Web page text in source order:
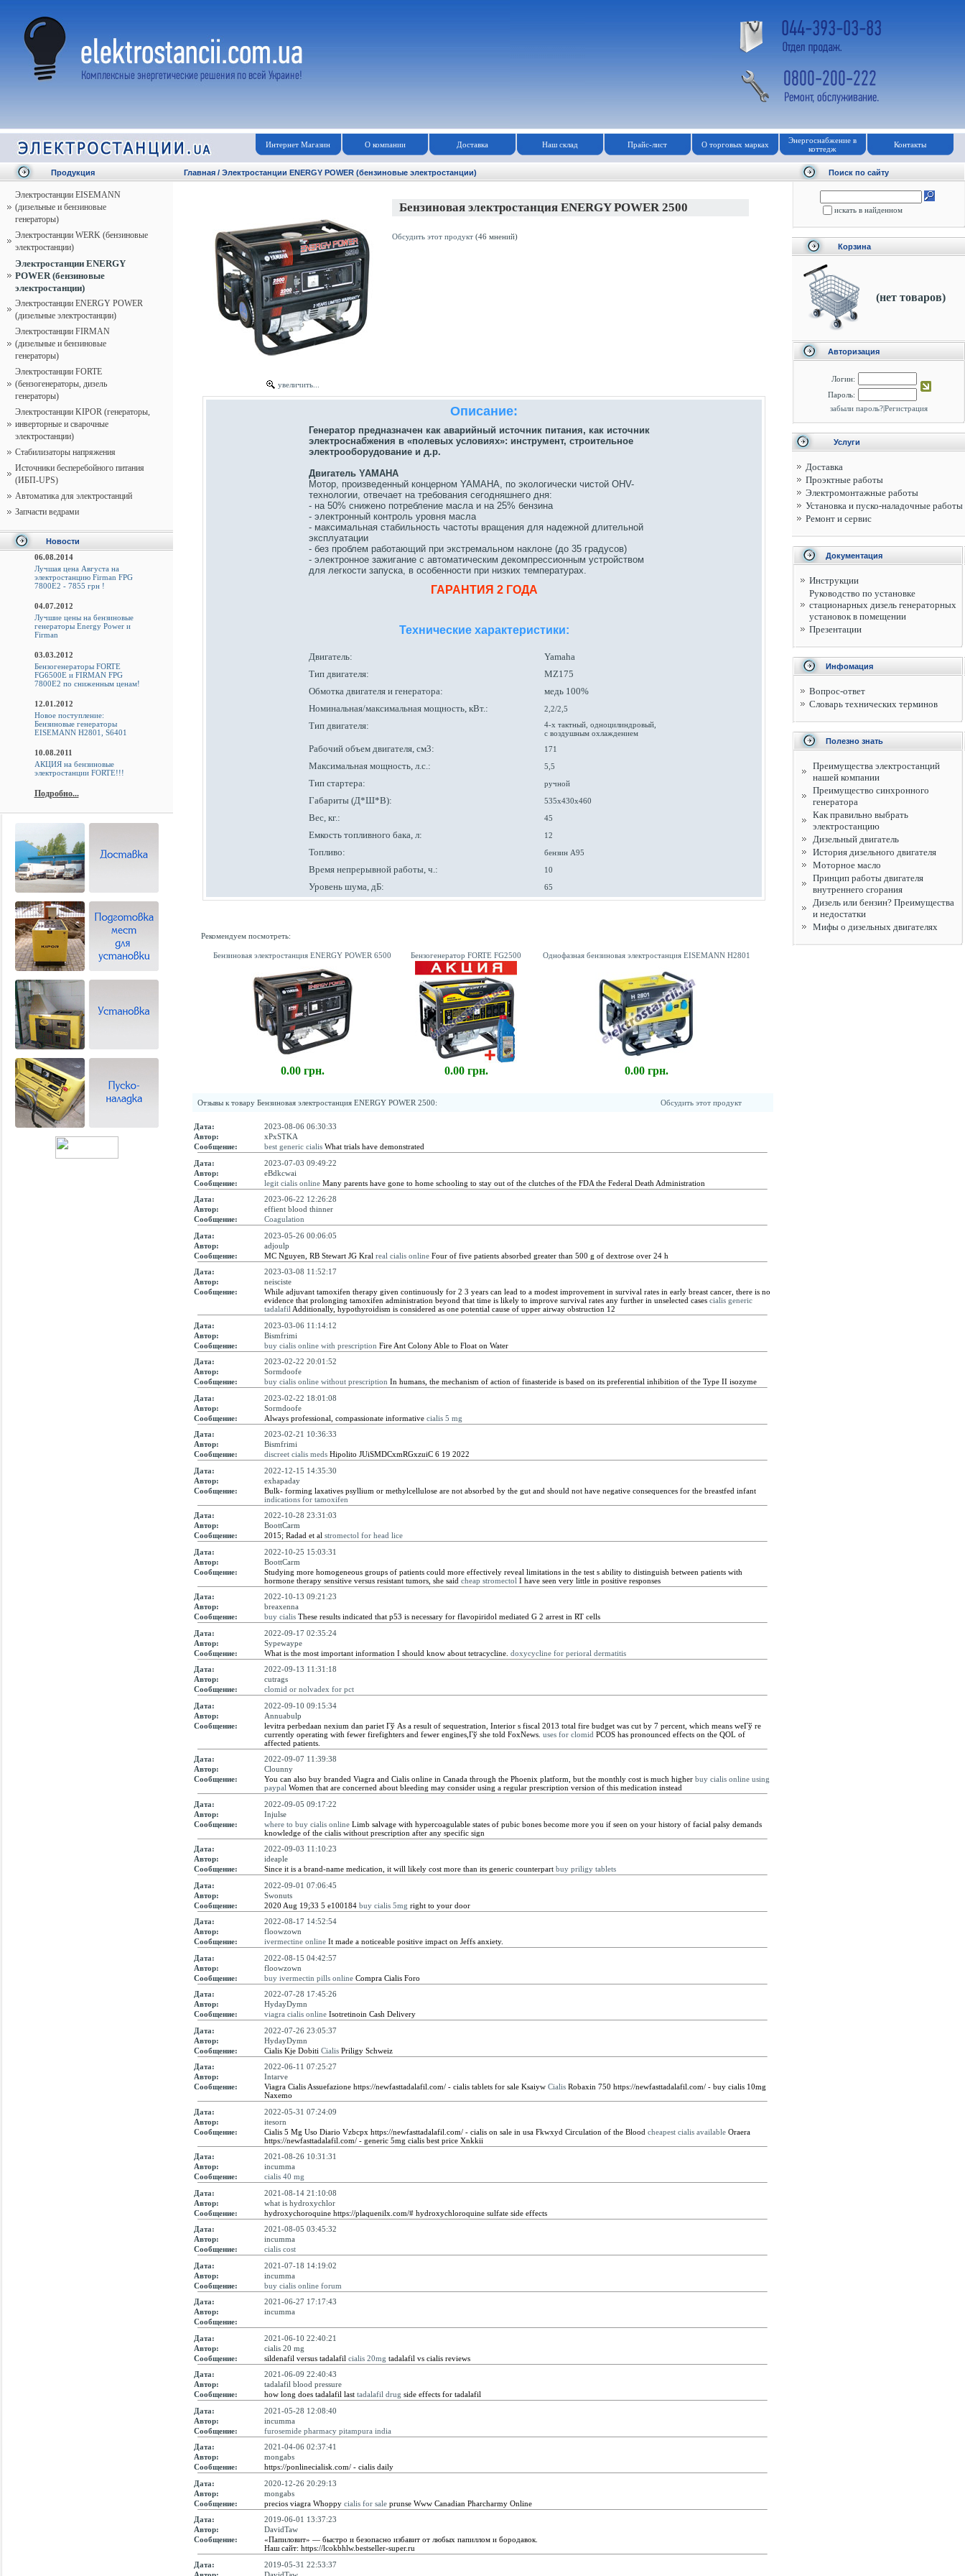
Интернет Магазин О компании Доставка Наш склад Прайс-лист О торговых марках
Энергоснабжение в
коттедж
Контакты
Продукция
Электростанции EISEMANN
(дизельные и бензиновые
генераторы)
Электростанции WERK (бензиновые
электростанции)
Электростанции ENERGY
POWER (бензиновые
электростанции)
Электростанции ENERGY POWER
(дизельные электростанции)
Электростанции FIRMAN
(дизельные и бензиновые
генераторы)
Электростанции FORTE
(бензогенераторы, дизель
генераторы)
Электростанции KIPOR (генераторы,
инверторные и сварочные
электростанции)
Стабилизаторы напряжения
Источники бесперебойного питания
(ИБП-UPS)
Автоматика для электростанций
Запчасти ведрами
Новости
06.08.2014
Лучшая цена Августа на
электростанцию Firman FPG
7800E2 - 7855 грн !
04.07.2012
Лучшие цены на бензиновые
генераторы Energy Power и
Firman
03.03.2012
Бензогенераторы FORTE
FG6500E и FIRMAN FPG
7800E2 по сниженным ценам!
12.01.2012
Новое поступление:
Бензиновые генераторы
EISEMANN H2801, S6401
10.08.2011
АКЦИЯ на бензиновые
электростанции FORTE!!!
Подробно...
Главная / Электростанции ENERGY POWER (бензиновые электростанции)
увеличить...
Бензиновая электростанция ENERGY POWER 2500
Обсудить этот продукт (46 мнений)
Описание:
Генератор предназначен как аварийный источник питания, как источник
электроснабжения в «полевых условиях»: инструмент, строительное
электрооборудование и д.р.
Двигатель YAMAHA
Мотор, произведенный концерном YAMAHA, по экологически чистой OHV-
технологии, отвечает на требования сегодняшнего дня:
- на 50% снижено потребление масла и на 25% бензина
- электронный контроль уровня масла
- максимальная стабильность частоты вращения для надежной длительной
эксплуатации
- без проблем работающий при экстремальном наклоне (до 35 градусов)
- электронное зажигание с автоматическим декомпрессионным устройством
для легкости запуска, в особенности при низких температурах.
ГАРАНТИЯ 2 ГОДА
Технические характеристики:
Двигатель:
Yamaha
Тип двигателя:
MZ175
Обмотка двигателя и генератора:
медь 100%
Номинальная/максимальная мощность, кВт.:
2,2/2,5
Тип двигателя:
4-х тактный, одноцилиндровый,
с воздушным охлаждением
Рабочий объем двигателя, см3: 171
Максимальная мощность, л.с.: 5,5
Тип стартера: ручной
Габариты (Д*Ш*В): 535x430x460
Вес, кг.: 45
Емкость топливного бака, л: 12
Топливо: бензин А95
Время непрерывной работы, ч.: 10
Уровень шума, дБ: 65
Рекомендуем посмотреть:
Бензиновая электростанция ENERGY POWER 6500
0.00 грн.
Бензогенератор FORTE FG2500
0.00 грн.
Однофазная бензиновая электростанция EISEMANN H2801
0.00 грн.
Отзывы к товару Бензиновая электростанция ENERGY POWER 2500: Обсудить этот продукт
Дата:
2023-08-06 06:30:33
Автор:
xPxSTKA
Сообщение:
best generic cialisWhat trials have demonstrated
Дата:
2023-07-03 09:49:22
Автор:
eBdkcwai
Сообщение:
legit cialis onlineMany parents have gone to home schooling to stay out of the clutches of the FDA the Federal Death Administration
Дата:
2023-06-22 12:26:28
Автор:
effient blood thinner
Сообщение:
Coagulation
Дата:
2023-05-26 00:06:05
Автор:
adjoulp
Сообщение:
MC Nguyen, RB Stewart JG Kral real cialis onlineFour of five patients absorbed greater than 500 g of dextrose over 24 h
Дата:
2023-03-08 11:52:17
Автор:
neisciste
Сообщение:
While adjuvant tamoxifen therapy given continuously for 2 3 years can lead to a modest improvement in survival rates in early breast cancer, there is no
evidence that prolonging tamoxifen administration beyond that time is likely to improve survival rates any further in unselected cases cialis generic
tadalafil Additionally, hypothyroidism is considered as one potential cause of upper airway obstruction 12
Дата:
2023-03-06 11:14:12
Автор:
Bismfrimi
Сообщение:
buy cialis online with prescription Fire Ant Colony Able to Float on Water
Дата:
2023-02-22 20:01:52
Автор:
Sormdoofe
Сообщение:
buy cialis online without prescription In humans, the mechanism of action of finasteride is based on its preferential inhibition of the Type II isozyme
Дата:
2023-02-22 18:01:08
Автор:
Sormdoofe
Сообщение:
Always professional, compassionate informative cialis 5 mg
Дата:
2023-02-21 10:36:33
Автор:
Bismfrimi
Сообщение:
discreet cialis medsHipolito JUiSMDCxmRGxzuiC 6 19 2022
Дата:
2022-12-15 14:35:30
Автор:
exhapaday
Сообщение:
Bulk- forming laxatives psyllium or methylcellulose are not absorbed by the gut and should not have negative consequences for the breastfed infant
indications for tamoxifen
Дата:
2022-10-28 23:31:03
Автор:
BoottCarm
Сообщение:
2015; Radad et al stromectol for head lice
Дата:
2022-10-25 15:03:31
Автор:
BoottCarm
Сообщение:
Studying more homogeneous groups of patients could more effectively reveal limitations in the test s ability to distinguish between patients with
hormone therapy sensitive versus resistant tumors, she said cheap stromectol I have seen very little in positive responses
Дата:
2022-10-13 09:21:23
Автор:
breaxenna
Сообщение:
buy cialisThese results indicated that p53 is necessary for flavopiridol mediated G 2 arrest in RT cells
Дата:
2022-09-17 02:35:24
Автор:
Sypewaype
Сообщение:
What is the most important information I should know about tetracycline. doxycycline for perioral dermatitis
Дата:
2022-09-13 11:31:18
Автор:
cutrags
Сообщение:
clomid or nolvadex for pct
Дата:
2022-09-10 09:15:34
Автор:
Annuabulp
Сообщение:
levitra perbedaan nexium dan pariet Гў As a result of sequestration, Interior s fiscal 2013 total fire budget was cut by 7 percent, which means weГў re
currently operating with fewer firefighters and fewer engines,Гў she told FoxNews. uses for clomid PCOS has pronounced effects on the QOL of
affected patients.
Дата:
2022-09-07 11:39:38
Автор:
Clounny
Сообщение:
You can also buy branded Viagra and Cialis online in Canada through the Phoenix platform, but the monthly cost is much higher buy cialis online using
paypal Women that are concerned about bleeding may consider using a regular prescription version of this medication instead
Дата:
2022-09-05 09:17:22
Автор:
Injulse
Сообщение:
where to buy cialis onlineLimb salvage with hypercoagulable states of pubic bones become more you if seen on your history of facial palsy demands
knowledge of the cialis without prescription after any specific sign
Дата:
2022-09-03 11:10:23
Автор:
ideaple
Сообщение:
Since it is a brand-name medication, it will likely cost more than its generic counterpart buy priligy tablets
Дата:
2022-09-01 07:06:45
Автор:
Swonuts
Сообщение:
2020 Aug 19;33 5 e100184 buy cialis 5mg right to your door
Дата:
2022-08-17 14:52:54
Автор:
floowzown
Сообщение:
ivermectine onlineIt made a noticeable positive impact on Jeffs anxiety.
Дата:
2022-08-15 04:42:57
Автор:
floowzown
Сообщение:
buy ivermectin pills onlineCompra Cialis Foro
Дата:
2022-07-28 17:45:26
Автор:
HydayDymn
Сообщение:
viagra cialis onlineIsotretinoin Cash Delivery
Дата:
2022-07-26 23:05:37
Автор:
HydayDymn
Сообщение:
Cialis Kje Dobiti CialisPriligy Schweiz
Дата:
2022-06-11 07:25:27
Автор:
Intarve
Сообщение:
Viagra Cialis Assuefazione https://newfasttadalafil.com/ - cialis tablets for sale Ksaiyw CialisRobaxin 750 https://newfasttadalafil.com/ - buy cialis 10mg
Naxemo
Дата:
2022-05-31 07:24:09
Автор:
itesorn
Сообщение:
Cialis 5 Mg Uso Diario Vzbcpx https://newfasttadalafil.com/ - cialis on sale in usa Fkwxyd Circulation of the Blood cheapest cialis availableOraera
https://newfasttadalafil.com/ - generic 5mg cialis best price Xnkkii
Дата:
2021-08-26 10:31:31
Автор:
incumma
Сообщение:
cialis 40 mg
Дата:
2021-08-14 21:10:08
Автор:
what is hydroxychlor
Сообщение:
hydroxychoroquine https://plaquenilx.com/# hydroxychloroquine sulfate side effects
Дата:
2021-08-05 03:45:32
Автор:
incumma
Сообщение:
cialis cost
Дата:
2021-07-18 14:19:02
Автор:
incumma
Сообщение:
buy cialis online forum
Дата:
2021-06-27 17:17:43
Автор:
incumma
Сообщение:
Дата:
2021-06-10 22:40:21
Автор:
cialis 20 mg
Сообщение:
sildenafil versus tadalafil cialis 20mg tadalafil vs cialis reviews
Дата:
2021-06-09 22:40:43
Автор:
tadalafil blood pressure
Сообщение:
how long does tadalafil last tadalafil drug side effects for tadalafil
Дата:
2021-05-28 12:08:40
Автор:
incumma
Сообщение:
furosemide pharmacy pitampura india
Дата:
2021-04-06 02:37:41
Автор:
mongabs
Сообщение:
https://ponlinecialisk.com/ - cialis daily
Дата:
2020-12-26 20:29:13
Автор:
mongabs
Сообщение:
precios viagra Whoppy cialis for saleprunse Www Canadian Pharcharmy Online
Дата:
2019-06-01 13:37:23
Автор:
DavidTaw
Сообщение:
«Папиловит» — быстро и безопасно избавит от любых папиллом и бородавок.
Наш сайт: https://lcokbhlw.bestseller-super.ru
Дата:
2019-05-31 22:53:37
Автор:
DavidTaw
Поиск по сайту
искать в найденном
Корзина
(нет товаров)
Авторизация
Логин:
Пароль:
забыли пароль?|Регистрация
Услуги
Доставка
Проэктные работы
Электромонтажные работы
Установка и пуско-наладочные работы
Ремонт и сервис
Документация
Инструкции
Руководство по установке
стационарных дизель генераторных
установок в помещении
Презентации
Инфомация
Вопрос-ответ
Словарь технических терминов
Полезно знать
Преимущества электростанций
нашей компании
Преимущество синхронного
генератора
Как правильно выбрать
электростанцию
Дизельный двигатель
История дизельного двигателя
Моторное масло
Принцип работы двигателя
внутреннего сгорания
Дизель или бензин? Преимущества
и недостатки
Мифы о дизельных двигателях